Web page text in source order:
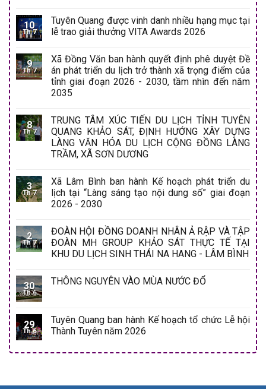
10
Th 7
Tuyên Quang được vinh danh nhiều hạng mục tại
lễ trao giải thưởng VITA Awards 2026
9
Th 7
Xã Đồng Văn ban hành quyết định phê duyệt Đề
án phát triển du lịch trở thành xã trọng điểm của
tỉnh giai đoạn 2026 - 2030, tầm nhìn đến năm
2035
8
Th 7
TRUNG TÂM XÚC TIẾN DU LỊCH TỈNH TUYÊN
QUANG KHẢO SÁT, ĐỊNH HƯỚNG XÂY DỰNG
LÀNG VĂN HÓA DU LỊCH CỘNG ĐỒNG LÀNG
TRẦM, XÃ SƠN DƯƠNG
3
Th 7
Xã Lâm Bình ban hành Kế hoạch phát triển du
lịch tại “Làng sáng tạo nội dung số” giai đoạn
2026 - 2030
2
Th 7
ĐOÀN HỘI ĐỒNG DOANH NHÂN Ả RẬP VÀ TẬP
ĐOÀN MH GROUP KHẢO SÁT THỰC TẾ TẠI
KHU DU LỊCH SINH THÁI NA HANG - LÂM BÌNH
30
Th 6
THÔNG NGUYÊN VÀO MÙA NƯỚC ĐỔ
29
Th 6
Tuyên Quang ban hành Kế hoạch tổ chức Lễ hội
Thành Tuyên năm 2026